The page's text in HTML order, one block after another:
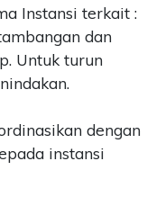
Instansi terkait :
dan
Untuk turun
dengan
instansi